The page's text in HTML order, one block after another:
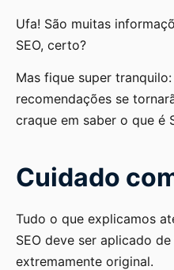
Ufa! São muitas
SEO, certo?
Mas fique super
recomendações se
craque em saber o que é
Cuidado
Tudo o que explicamos
SEO deve ser aplicado
extremamente original.